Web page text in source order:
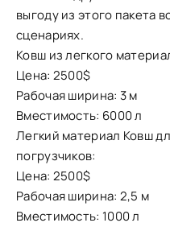
выгоду из этого пакета
сценариях.
Ковш из легкого
Цена: 2500$
Рабочая ширина: 3 м
Вместимость: 6000 л
Легкий материал Ковш
погрузчиков:
Цена: 2500$
Рабочая ширина: 2,5 м
Вместимость: 1000 л